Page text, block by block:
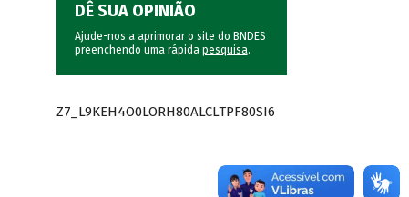
DÊ SUA OPINIÃO
Ajude-nos a aprimorar o site do BNDES
preenchendo uma rápida pesquisa.
Z7_L9KEH4O0LORH80ALCLTPF80SI6